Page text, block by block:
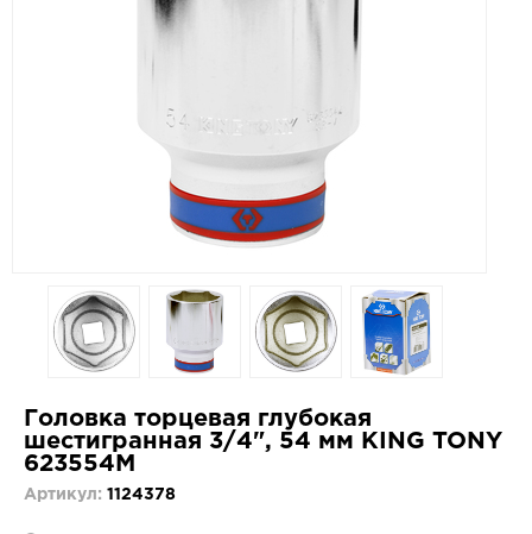
Головка торцевая глубокая
шестигранная 3/4", 54 мм KING TONY
623554M
Артикул: 1124378